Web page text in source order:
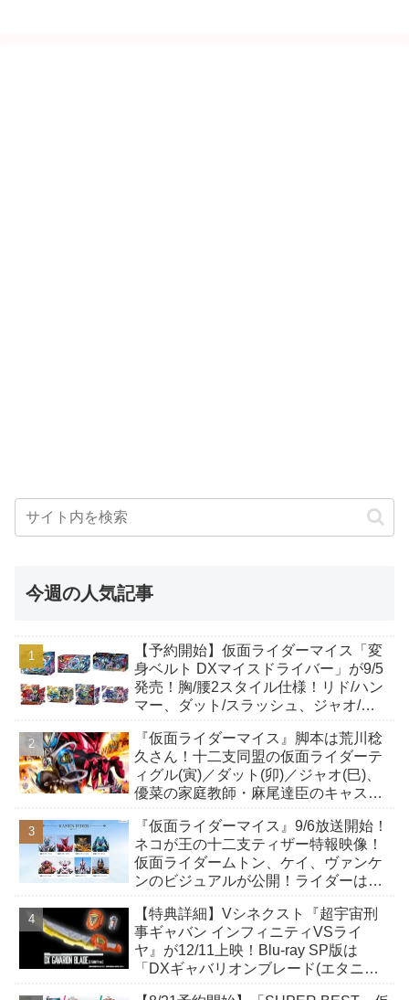
今週の人気記事
【予約開始】仮面ライダーマイス「変
身ベルト DXマイスドライバー」が9/5
発売！胸/腰2スタイル仕様！リド/ハン
マー、ダット/スラッシュ、ジャオ/バ
も！
『仮面ライダーマイス』脚本は荒川稔
久さん！十二支同盟の仮面ライダーテ
ィグル(寅)／ダット(卯)／ジャオ(巳)、
優菜の家庭教師・麻尾達臣のキャスト
んも変身！
『仮面ライダーマイス』9/6放送開始！
ネコが王の十二支ティザー特報映像！
仮面ライダームトン、ケイ、ヴァンケ
ンのビジュアルが公開！ライダーは子
【特典詳細】Vシネクスト『超宇宙刑
事ギャバン インフィニティVSライ
ヤ』が12/11上映！Blu-ray SP版は
「DXギャバリオンブレード(エタニテ